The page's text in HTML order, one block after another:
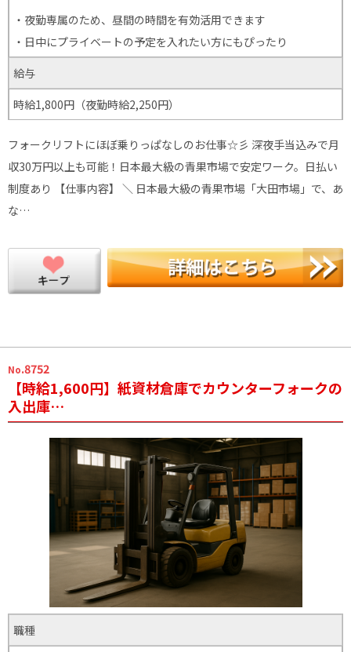
・夜勤専属のため、昼間の時間を有効活用できます
・日中にプライベートの予定を入れたい方にもぴったり
給与
時給1,800円（夜勤時給2,250円）
フォークリフトにほぼ乗りっぱなしのお仕事☆彡 深夜手当込みで月
収30万円以上も可能！日本最大級の青果市場で安定ワーク。日払い
制度あり 【仕事内容】 ＼ 日本最大級の青果市場「大田市場」で、あ
な…
No.8752
【時給1,600円】紙資材倉庫でカウンターフォークの
入出庫…
職種